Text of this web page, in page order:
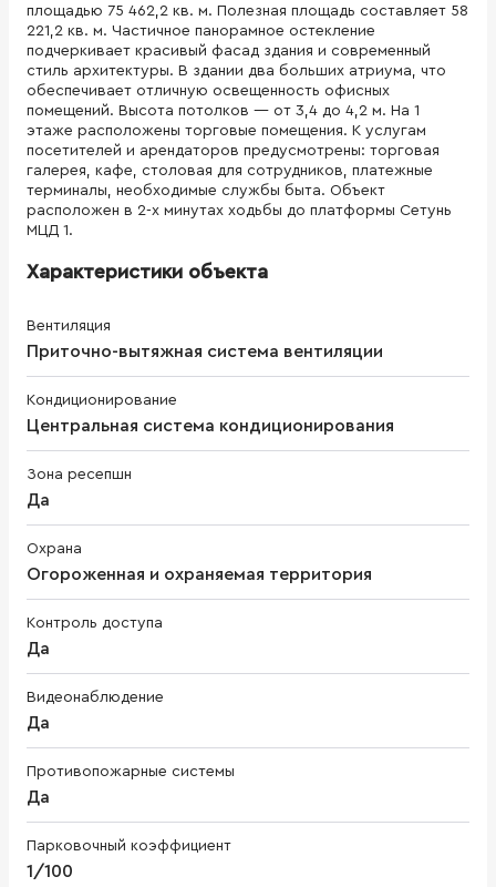
площадью 75 462,2 кв. м. Полезная площадь составляет 58
221,2 кв. м. Частичное панорамное остекление
подчеркивает красивый фасад здания и современный
стиль архитектуры. В здании два больших атриума, что
обеспечивает отличную освещенность офисных
помещений. Высота потолков — от 3,4 до 4,2 м. На 1
этаже расположены торговые помещения. К услугам
посетителей и арендаторов предусмотрены: торговая
галерея, кафе, столовая для сотрудников, платежные
терминалы, необходимые службы быта. Объект
расположен в 2-х минутах ходьбы до платформы Сетунь
МЦД 1.
Характеристики объекта
Вентиляция
Приточно-вытяжная система вентиляции
Кондиционирование
Центральная система кондиционирования
Зона ресепшн
Да
Охрана
Огороженная и охраняемая территория
Контроль доступа
Да
Видеонаблюдение
Да
Противопожарные системы
Да
Парковочный коэффициент
1/100